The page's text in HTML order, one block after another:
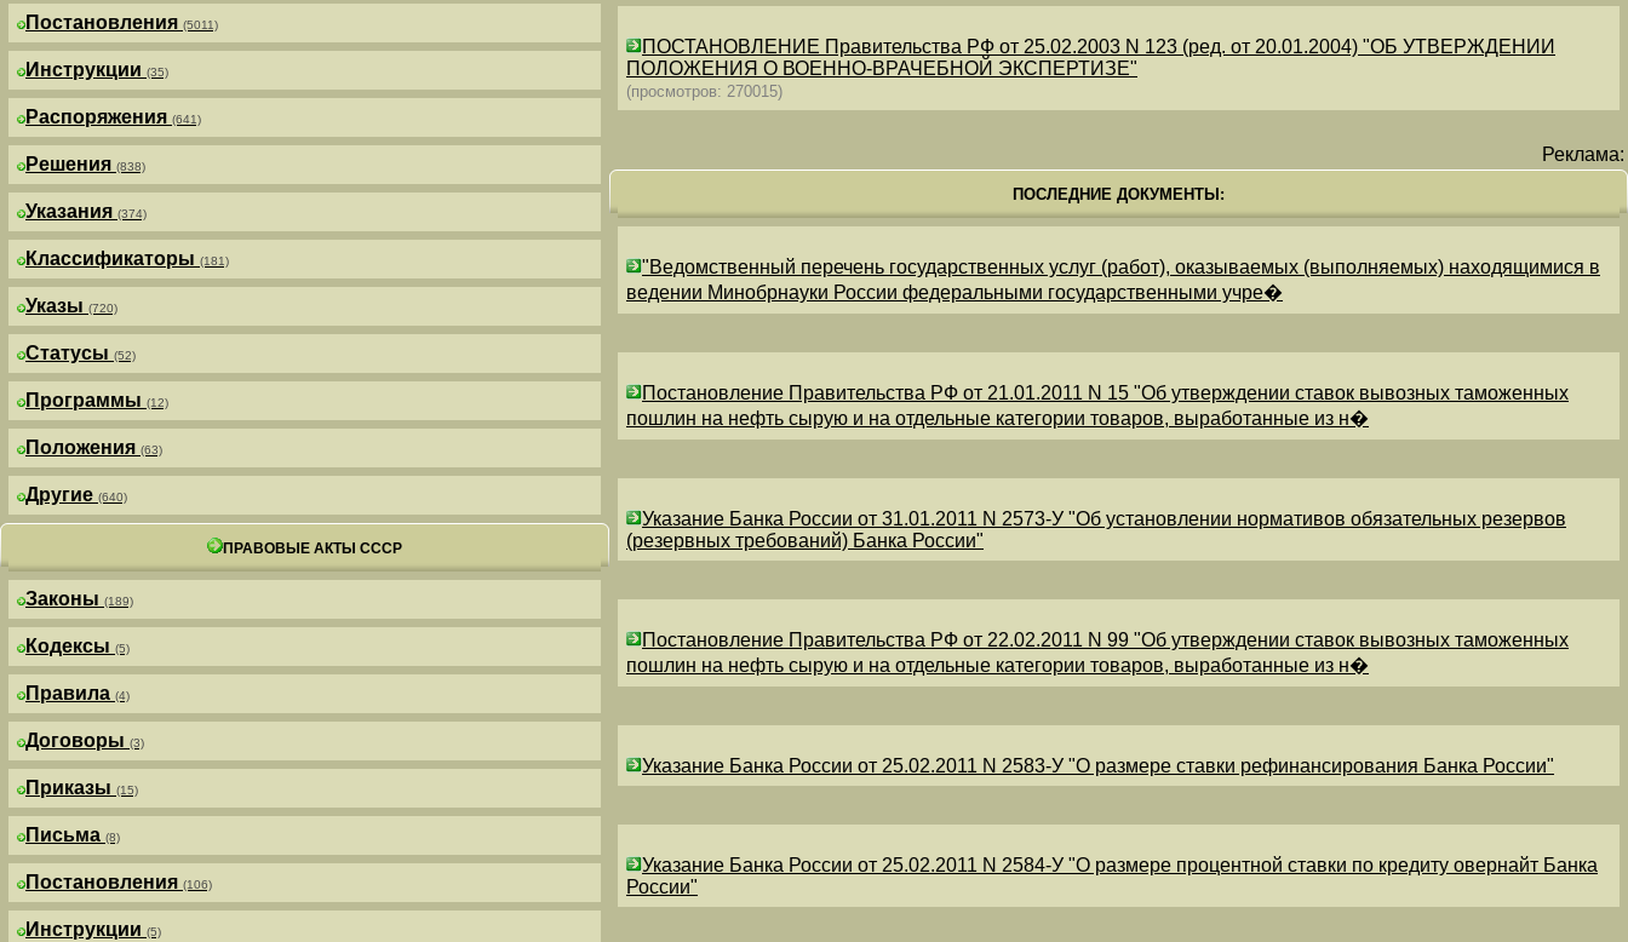
Постановления (5011)
Инструкции (35)
Распоряжения (641)
Решения (838)
Указания (374)
Классификаторы (181)
Указы (720)
Статусы (52)
Программы (12)
Положения (63)
Другие (640)
ПРАВОВЫЕ АКТЫ СССР
Законы (189)
Кодексы (5)
Правила (4)
Договоры (3)
Приказы (15)
Письма (8)
Постановления (106)
Инструкции (5)
ПОСТАНОВЛЕНИЕ Правительства РФ от 25.02.2003 N 123 (ред. от 20.01.2004) "ОБ УТВЕРЖДЕНИИ
ПОЛОЖЕНИЯ О ВОЕННО-ВРАЧЕБНОЙ ЭКСПЕРТИЗЕ"
(просмотров: 270015)
Реклама:
ПОСЛЕДНИЕ ДОКУМЕНТЫ:
"Ведомственный перечень государственных услуг (работ), оказываемых (выполняемых) находящимися в
ведении Минобрнауки России федеральными государственными учре�
Постановление Правительства РФ от 21.01.2011 N 15 "Об утверждении ставок вывозных таможенных
пошлин на нефть сырую и на отдельные категории товаров, выработанные из н�
Указание Банка России от 31.01.2011 N 2573-У "Об установлении нормативов обязательных резервов
(резервных требований) Банка России"
Постановление Правительства РФ от 22.02.2011 N 99 "Об утверждении ставок вывозных таможенных
пошлин на нефть сырую и на отдельные категории товаров, выработанные из н�
Указание Банка России от 25.02.2011 N 2583-У "О размере ставки рефинансирования Банка России"
Указание Банка России от 25.02.2011 N 2584-У "О размере процентной ставки по кредиту овернайт Банка
России"